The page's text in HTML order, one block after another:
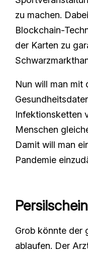
zu machen.
Blockchain-
der Karten zu
Nun will man mit
Infektionsketten
Menschen
Damit will man
Pandemie
Grob könnte der
ablaufen. Der